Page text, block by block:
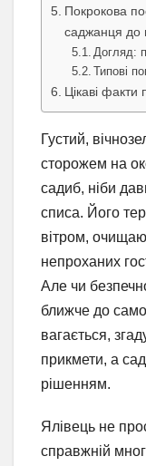
Покрокова
саджанця до
Догляд:
Типові
Цікаві факти
Густий,
сторожем на
садиб, ніби
списа. Його
вітром,
непроханих
Але чи
ближче до
вагається,
прикмети, а
рішенням.
Ялівець не
справжній